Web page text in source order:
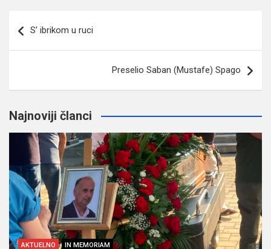
članaka
S’ ibrikom u ruci
Preselio Saban (Mustafe) Spago
Najnoviji članci
AKTUELNO IN MEMORIAM